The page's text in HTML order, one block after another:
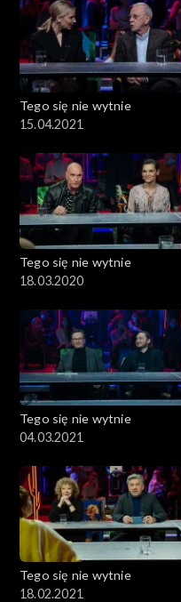
Tego się nie wytnie
15.04.2021
Tego się nie wytnie
18.03.2020
Tego się nie wytnie
04.03.2021
Tego się nie wytnie
18.02.2021